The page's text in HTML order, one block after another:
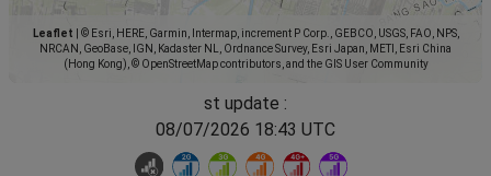
Leaflet
© Esri, HERE, Garmin, Intermap, increment P Corp., GEBCO, USGS, FAO, NPS,
NRCAN, GeoBase, IGN, Kadaster NL, Ordnance Survey, Esri Japan, METI, Esri China
(Hong Kong), © OpenStreetMap contributors, and the GIS User Community
st update :
08/07/2026 18:43 UTC